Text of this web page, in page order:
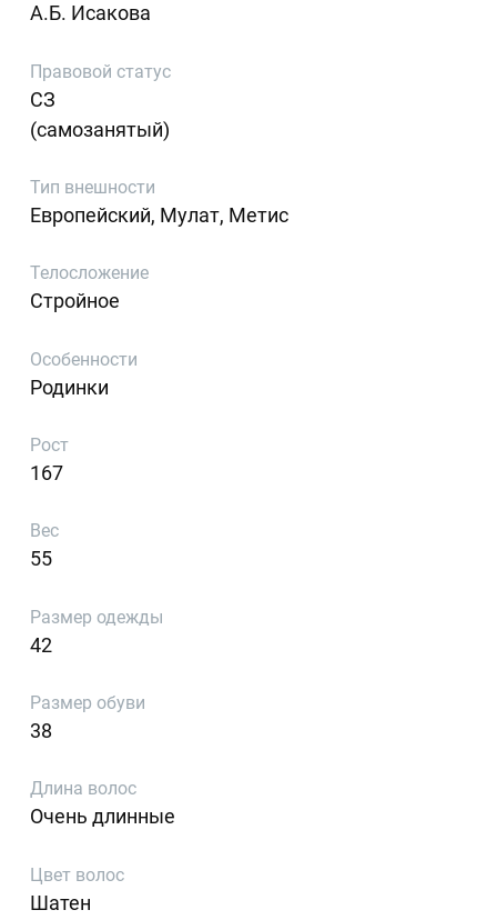
А.Б. Исакова
Правовой статус
СЗ
(самозанятый)
Тип внешности
Европейский, Мулат, Метис
Телосложение
Стройное
Особенности
Родинки
Рост
167
Вес
55
Размер одежды
42
Размер обуви
38
Длина волос
Очень длинные
Цвет волос
Шатен